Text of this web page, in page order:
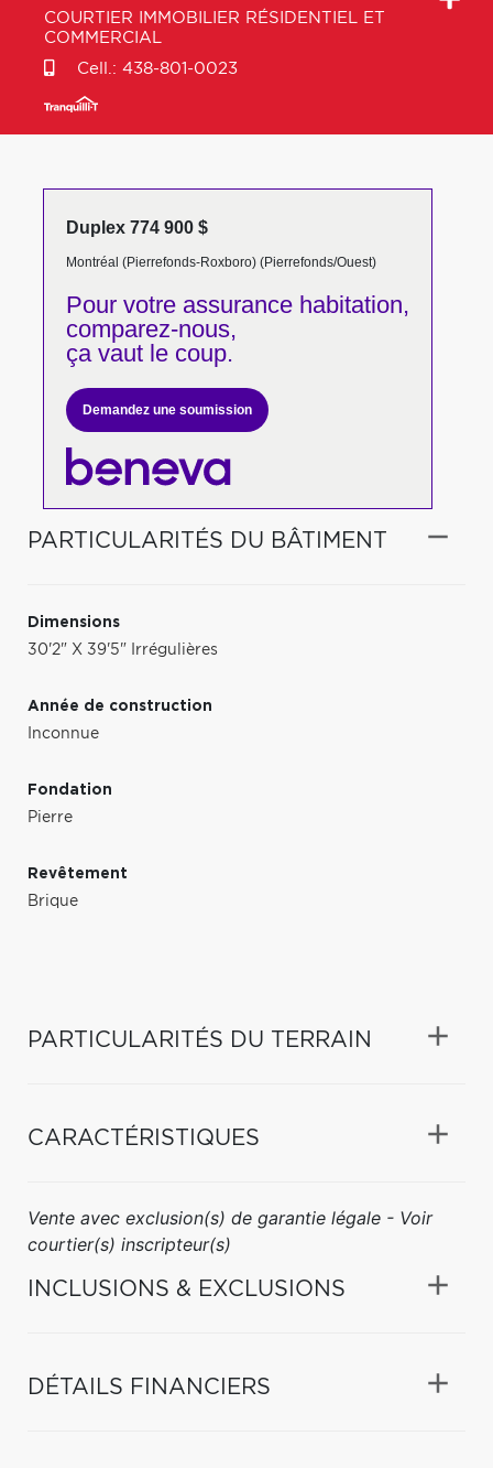
COURTIER IMMOBILIER RÉSIDENTIEL ET
COMMERCIAL
Cell.: 438-801-0023
Duplex 774 900 $
Montréal (Pierrefonds-Roxboro) (Pierrefonds/Ouest)
Pour votreassurance habitation,
comparez-nous,
ça vaut le coup.
Demandez une soumission
PARTICULARITÉS DU BÂTIMENT
Dimensions
30'2" X 39'5" Irrégulières
Année de construction
Inconnue
Fondation
Pierre
Revêtement
Brique
PARTICULARITÉS DU TERRAIN
CARACTÉRISTIQUES
Vente avec exclusion(s) de garantie légale - Voir
courtier(s) inscripteur(s)
INCLUSIONS & EXCLUSIONS
DÉTAILS FINANCIERS